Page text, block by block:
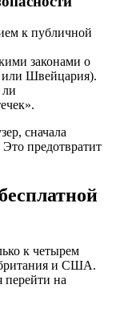
к публичной
законами о
или Швейцария).
ли
сначала
Это предотвратит
к четырем
и США.
на